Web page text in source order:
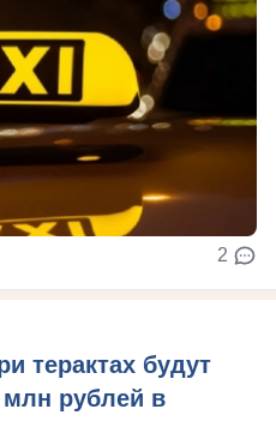
2
терактах будут
рублей в